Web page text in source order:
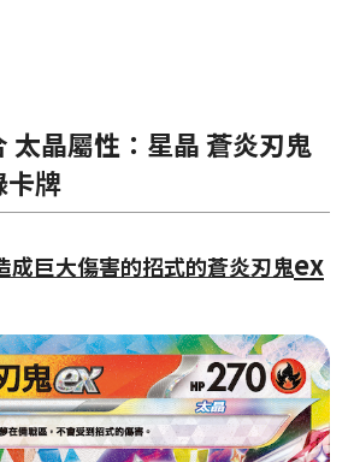
太晶屬性：星晶 蒼炎刃鬼
卡牌
成巨大傷害的招式的蒼炎刃鬼ex